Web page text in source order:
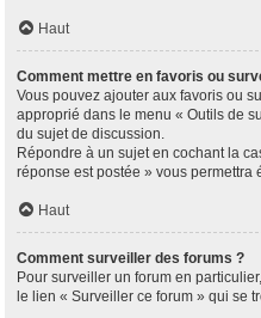
Haut
Comment mettre en favoris ou
Vous pouvez ajouter aux favoris ou
approprié dans le menu « Outils de
du sujet de discussion.
Répondre à un sujet en cochant la
réponse est postée » vous
Haut
Comment surveiller des forums ?
Pour surveiller un forum en
le lien « Surveiller ce forum » qui se